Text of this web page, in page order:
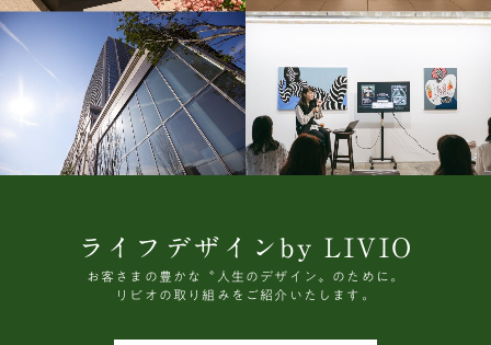
ライフデザインby LIVIO
お客さまの豊かな〝人生のデザイン〟のために。
リビオの取り組みをご紹介いたします。